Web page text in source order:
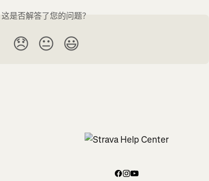
这是否解答了您的问题？
😞 😐 😃